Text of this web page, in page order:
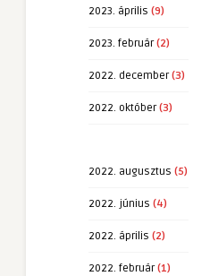
2023. április (9)
2023. február(2)
2022. december(3)
2022. október(3)
2022. augusztus (5)
2022. június (4)
2022. április (2)
2022. február(1)